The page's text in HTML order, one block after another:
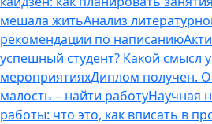
мешала житьАнализ
рекомендации по написанию
успешный студент? Какой смысл
мероприятияхДиплом получен.
малость – найти работуНаучная
работы: что это, как вписать в